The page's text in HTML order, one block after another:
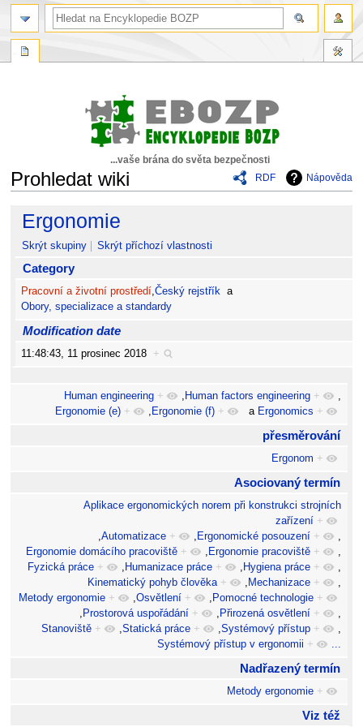
...vaše brána do světa bezpečnosti
RDF
Nápověda
Prohledat wiki
Skočit
navigaci
Skočit
vyhledávání
Ergonomie
Skrýt skupiny Skrýt příchozí vlastnosti
Category
Pracovní a životní prostředí,Český rejstřík a
Obory, specializace a standardy
Modification date
11:48:43, 11 prosinec 2018 +
Human engineering + , Human factors engineering +
,
Ergonomie (e) + , Ergonomie (f) + a Ergonomics +
přesměrování
Ergonom +
Asociovaný termín
Aplikace ergonomických norem při konstrukci strojních
zařízení +
,Automatizace + , Ergonomické posouzení +
,
Ergonomie domácího pracoviště + , Ergonomie pracoviště +
,
Fyzická práce + , Humanizace práce + , Hygiena práce +
,
Kinematický pohyb člověka + , Mechanizace +
,
Metody ergonomie + ,Osvětlení + , Pomocné technologie +
, Prostorová uspořádání + , Přirozená osvětlení +
,
Stanoviště + ,Statická práce + ,Systémový přístup +
,
Systémový přístup v ergonomii + ...
Nadřazený termín
Metody ergonomie +
Viz též